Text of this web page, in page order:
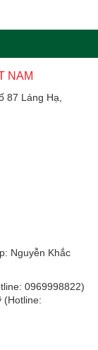
NAM
87 Láng Hạ,
Nguyễn Khắc
0969998822)
(Hotline: